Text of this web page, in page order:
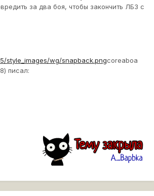
за два боя, чтобы закончить ЛБЗ с
style_images/wg/snapback.pngcoreaboa
писал: